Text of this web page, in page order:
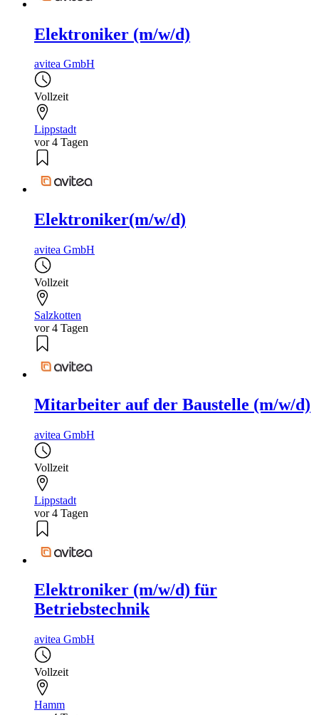
Elektroniker (m/w/d)
avitea GmbH
Vollzeit
Lippstadt
vor 4 Tagen
Elektroniker(m/w/d)
avitea GmbH
Vollzeit
Salzkotten
vor 4 Tagen
Mitarbeiter auf der Baustelle (m/w/d)
avitea GmbH
Vollzeit
Lippstadt
vor 4 Tagen
Elektroniker (m/w/d) für
Betriebstechnik
avitea GmbH
Vollzeit
Hamm